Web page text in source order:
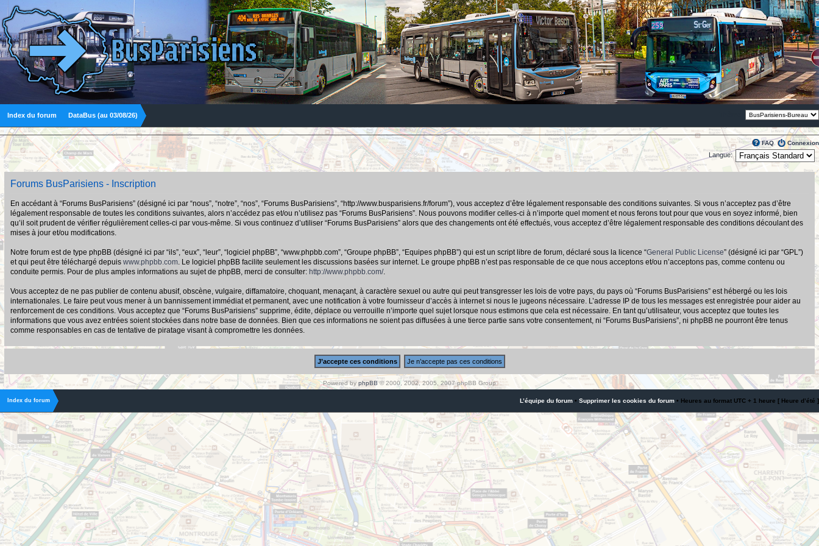
Index du forum DataBus (au 03/08/26)
FAQ Connexion
Langue:
Forums BusParisiens - Inscription
En accédant à “Forums BusParisiens” (désigné ici par “nous”, “notre”, “nos”, “Forums BusParisiens”, “http://www.busparisiens.fr/forum”), vous acceptez d’être légalement responsable des conditions suivantes. Si vous n’acceptez pas d’être
légalement responsable de toutes les conditions suivantes, alors n’accédez pas et/ou n’utilisez pas “Forums BusParisiens”. Nous pouvons modifier celles-ci à n’importe quel moment et nous ferons tout pour que vous en soyez informé, bien
qu’il soit prudent de vérifier régulièrement celles-ci par vous-même. Si vous continuez d’utiliser “Forums BusParisiens” alors que des changements ont été effectués, vous acceptez d’être légalement responsable des conditions découlant des
mises à jour et/ou modifications.
Notre forum est de type phpBB (désigné ici par “ils”, “eux”, “leur”, “logiciel phpBB”, “www.phpbb.com”, “Groupe phpBB”, “Equipes phpBB”) qui est un script libre de forum, déclaré sous la licence “General Public License” (désigné ici par “GPL”)
et qui peut être téléchargé depuis www.phpbb.com. Le logiciel phpBB facilite seulement les discussions basées sur internet. Le groupe phpBB n’est pas responsable de ce que nous acceptons et/ou n’acceptons pas, comme contenu ou
conduite permis. Pour de plus amples informations au sujet de phpBB, merci de consulter: http://www.phpbb.com/.
Vous acceptez de ne pas publier de contenu abusif, obscène, vulgaire, diffamatoire, choquant, menaçant, à caractère sexuel ou autre qui peut transgresser les lois de votre pays, du pays où “Forums BusParisiens” est hébergé ou les lois
internationales. Le faire peut vous mener à un bannissement immédiat et permanent, avec une notification à votre fournisseur d’accès à internet si nous le jugeons nécessaire. L’adresse IP de tous les messages est enregistrée pour aider au
renforcement de ces conditions. Vous acceptez que “Forums BusParisiens” supprime, édite, déplace ou verrouille n’importe quel sujet lorsque nous estimons que cela est nécessaire. En tant qu’utilisateur, vous acceptez que toutes les
informations que vous avez entrées soient stockées dans notre base de données. Bien que ces informations ne soient pas diffusées à une tierce partie sans votre consentement, ni “Forums BusParisiens”, ni phpBB ne pourront être tenus
comme responsables en cas de tentative de piratage visant à compromettre les données.
Powered by phpBB© 2000, 2002, 2005, 2007 phpBB Group
Index du forum L’équipe du forum • Supprimer les cookies du forum • Heures au format UTC + 1 heure [ Heure d’été ]